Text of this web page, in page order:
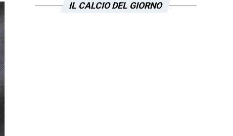
IL CALCIO DEL GIORNO